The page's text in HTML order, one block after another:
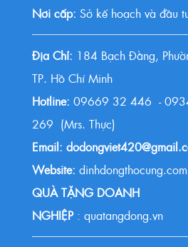
Nơi cấp: Sở kế hoạch và đầu
Địa Chỉ: 184 Bạch Đằng,
TP. Hồ Chí Minh
Hotline: 09669 32 446 -
269 (Mrs. Thực)
Email:
Website: dinhdongthocung.com
QUÀ TẶNG DOANH
NGHIỆP : quatangdong.vn